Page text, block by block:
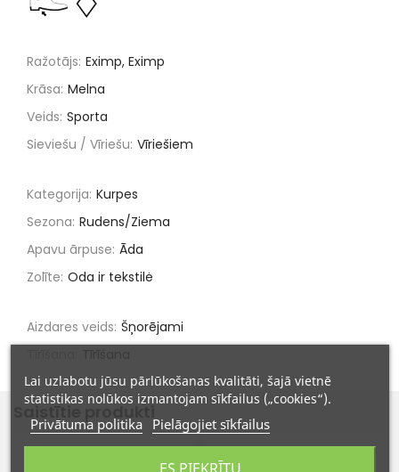
Ražotājs: Eximp, Eximp
Krāsa: Melna
Veids: Sporta
Sieviešu / Vīriešu: Vīriešiem
Kategorija: Kurpes
Sezona: Rudens/Ziema
Apavu ārpuse: Āda
Zolīte: Oda ir tekstilė
Aizdares veids: Šņorējami
Lai uzlabotu jūsu pārlūkošanas kvalitāti, šajā vietnē
statistikas nolūkos izmantojam sīkfailus („cookies“).
Privātuma politika Pielāgojiet sīkfailus
ES PIEKRĪTU